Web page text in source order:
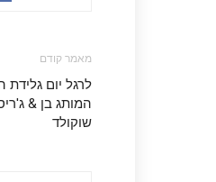
מאמר קודם
שוקולד